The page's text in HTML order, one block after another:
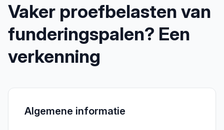
Vaker proefbelasten van
funderingspalen? Een
verkenning
Algemene informatie